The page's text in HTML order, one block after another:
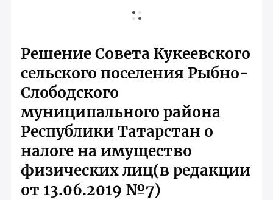
Решение Совета Кукеевского
сельского поселения Рыбно-
Слободского
муниципального района
Республики Татарстан о
налоге на имущество
физических лиц(в редакции
от 13.06.2019 №7)